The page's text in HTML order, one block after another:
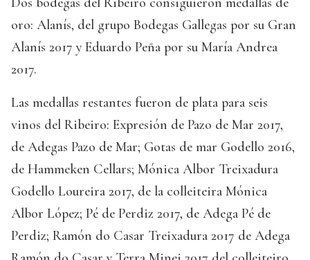
oro: Alanís, del grupo Bodegas Gallegas por su Gran
Alanís 2017 y Eduardo Peña por su María Andrea
2017.
Las medallas restantes fueron de plata para seis
vinos del Ribeiro: Expresión de Pazo de Mar 2017,
de Adegas Pazo de Mar; Gotas de mar Godello 2016,
de Hammeken Cellars; Mónica Albor Treixadura
Godello Loureira 2017, de la colleiteira Mónica
Albor López; Pé de Perdiz 2017, de Adega Pé de
Perdiz; Ramón do Casar Treixadura 2017 de Adega